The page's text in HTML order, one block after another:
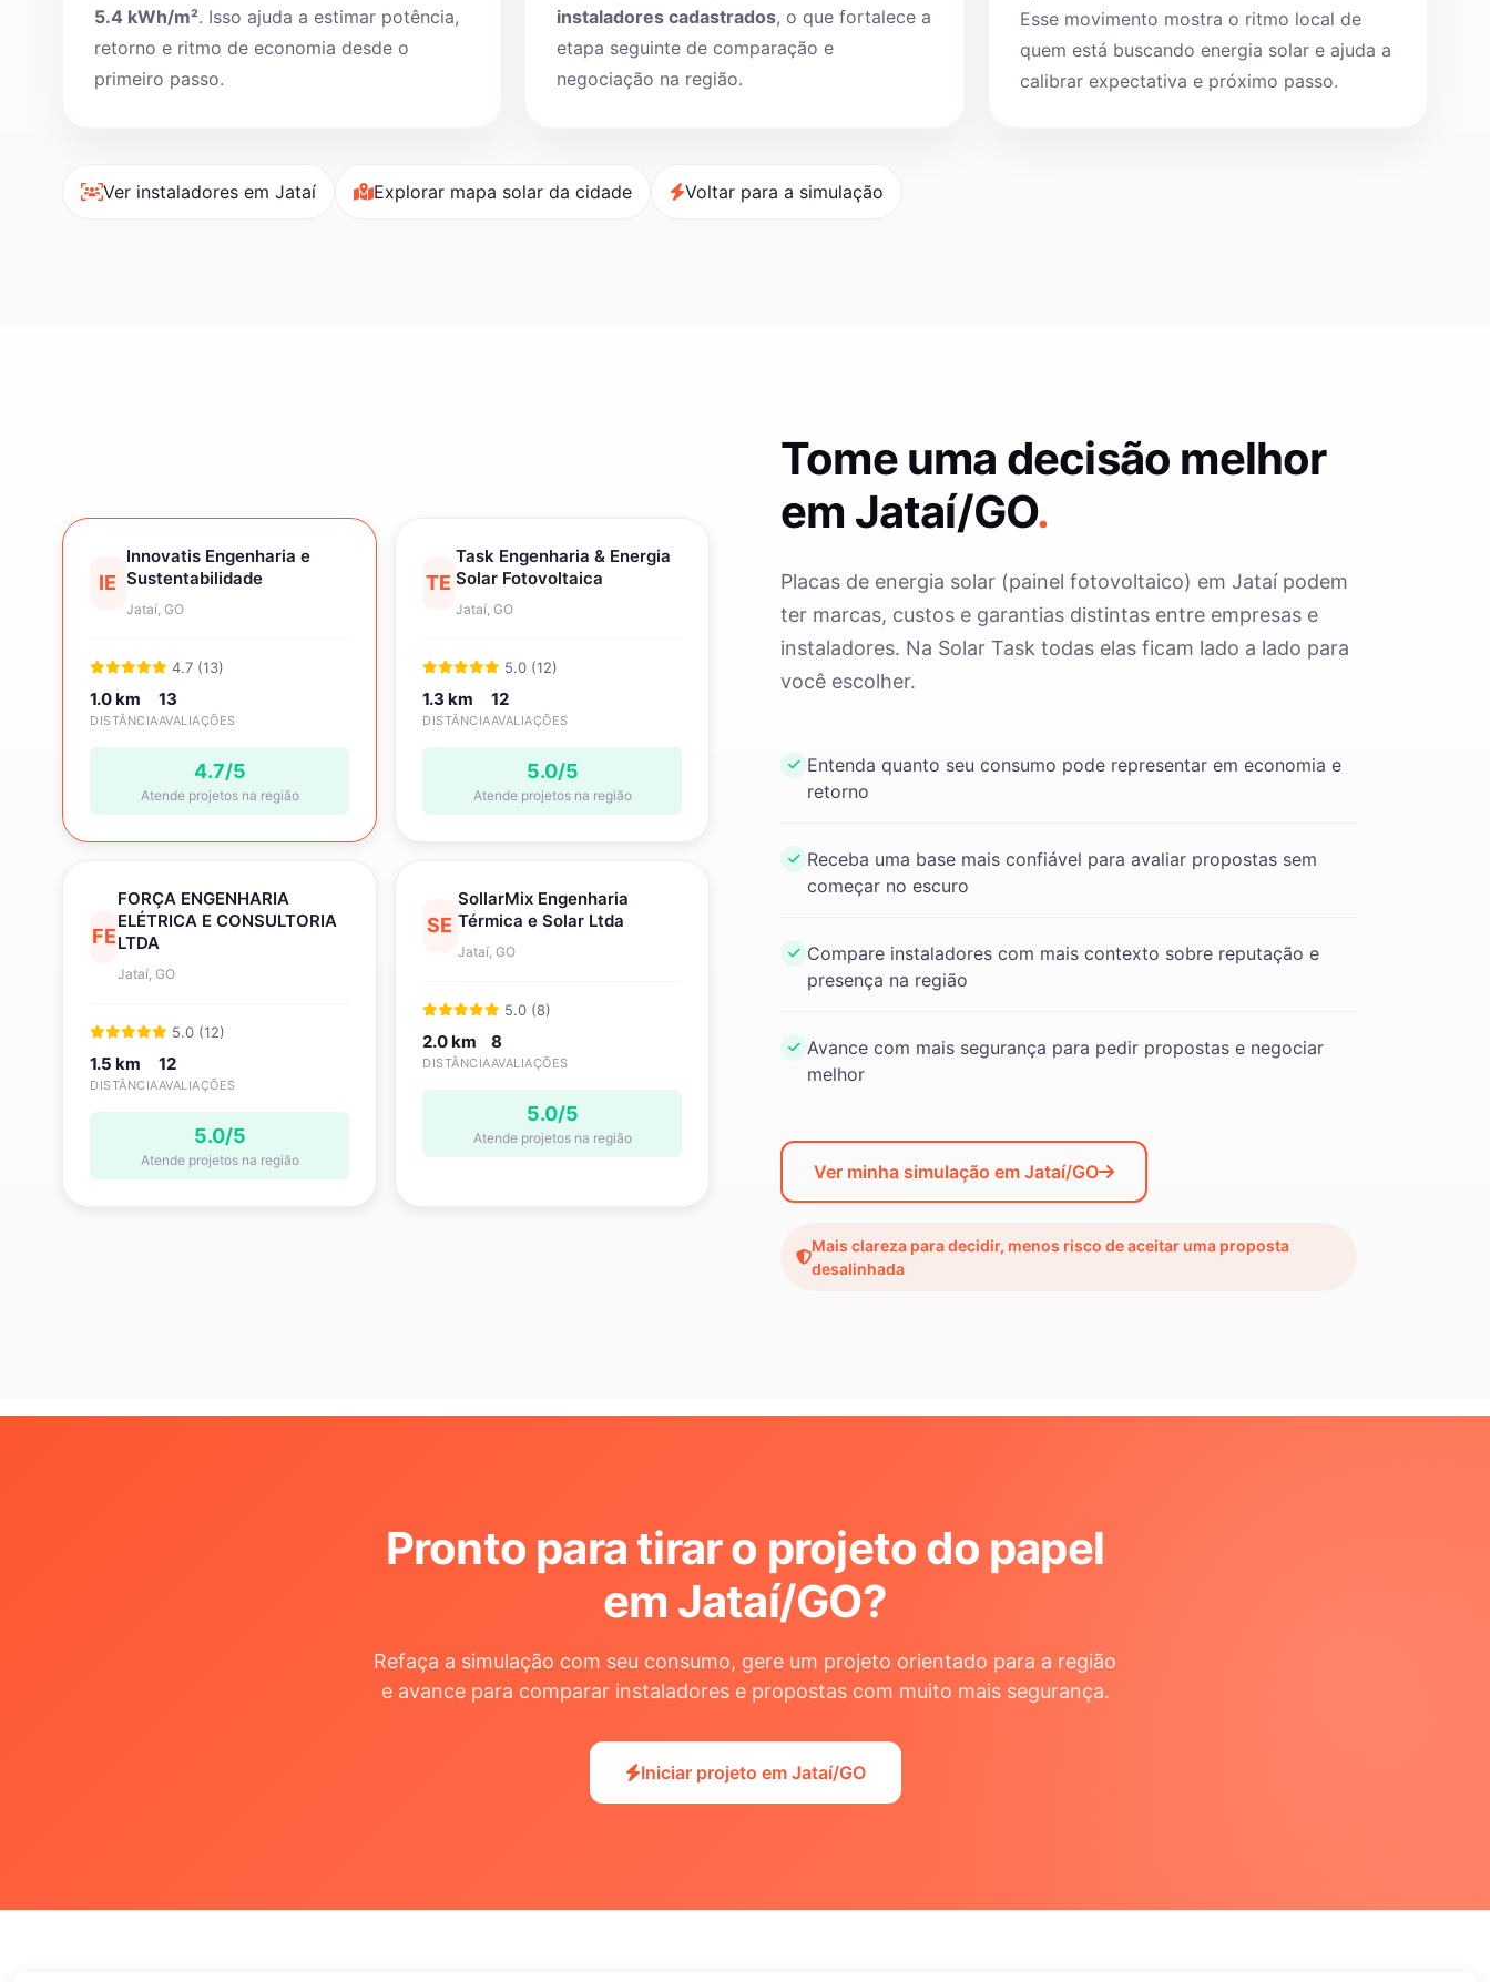
5.4 kWh/m². Isso ajuda a estimar potência,
retorno e ritmo de economia desde o
primeiro passo.
instaladores cadastrados, o que fortalece a
etapa seguinte de comparação e
negociação na região.
Esse movimento mostra o ritmo local de
quem está buscando energia solar e ajuda a
calibrar expectativa e próximo passo.
Ver instaladores em Jataí Explorar mapa solar da cidade Voltar para a simulação
IE
Innovatis Engenharia e
Sustentabilidade
Jataí, GO
4.7 (13)
1.0 km
DISTÂNCIA
13
AVALIAÇÕES
4.7/5
Atende projetos na região
TE
Task Engenharia & Energia
Solar Fotovoltaica
Jataí, GO
5.0 (12)
1.3 km
DISTÂNCIA
12
AVALIAÇÕES
5.0/5
Atende projetos na região
FE
FORÇA ENGENHARIA
ELÉTRICA E CONSULTORIA
LTDA
Jataí, GO
5.0 (12)
1.5 km
DISTÂNCIA
12
AVALIAÇÕES
5.0/5
Atende projetos na região
SE
SollarMix Engenharia
Térmica e Solar Ltda
Jataí, GO
5.0 (8)
2.0 km
DISTÂNCIA
8
AVALIAÇÕES
5.0/5
Atende projetos na região
Tome uma decisão melhor
em Jataí/GO.
Placas de energia solar (painel fotovoltaico) em Jataí podem
ter marcas, custos e garantias distintas entre empresas e
instaladores. Na Solar Task todas elas ficam lado a lado para
você escolher.
Entenda quanto seu consumo pode representar em economia e
retorno
Receba uma base mais confiável para avaliar propostas sem
começar no escuro
Compare instaladores com mais contexto sobre reputação e
presença na região
Avance com mais segurança para pedir propostas e negociar
melhor
Ver minha simulação em Jataí/GO
Mais clareza para decidir, menos risco de aceitar uma proposta
desalinhada
Pronto para tirar o projeto do papel
em Jataí/GO?
Refaça a simulação com seu consumo, gere um projeto orientado para a região
e avance para comparar instaladores e propostas com muito mais segurança.
Iniciar projeto em Jataí/GO